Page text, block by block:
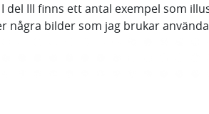
III finns ett antal exempel som
några bilder som jag brukar